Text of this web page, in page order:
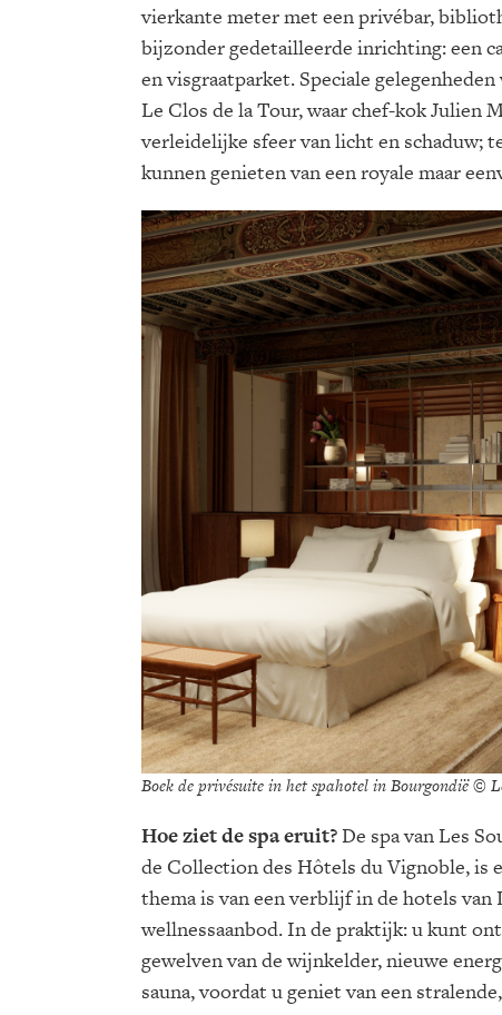
vierkante meter met een privébar,
bijzonder gedetailleerde inrichting: een
en visgraatparket. Speciale
Le Clos de la Tour, waar chef-kok Julien
verleidelijke sfeer van licht en schaduw;
kunnen genieten van een royale maar
Boek de privésuite in het spahotel in Bourgondië ©
Hoe ziet de spa eruit?De spa van Les
de Collection des Hôtels du Vignoble, is
thema is van een verblijf in de hotels
wellnessaanbod. In de praktijk: u kunt
gewelven van de wijnkelder, nieuwe
sauna, voordat u geniet van een